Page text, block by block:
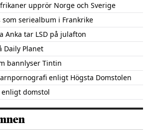
upprör Norge och Sverige
seriealbum i Frankrike
Anka tar LSD på julafton
Daily Planet
bannlyser Tintin
enligt Högsta Domstolen
domstol